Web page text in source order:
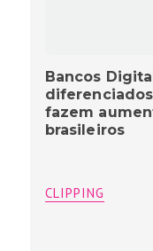
Bancos
fazem
brasileiros
CLIPPING